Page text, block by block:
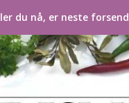
du nå, er neste